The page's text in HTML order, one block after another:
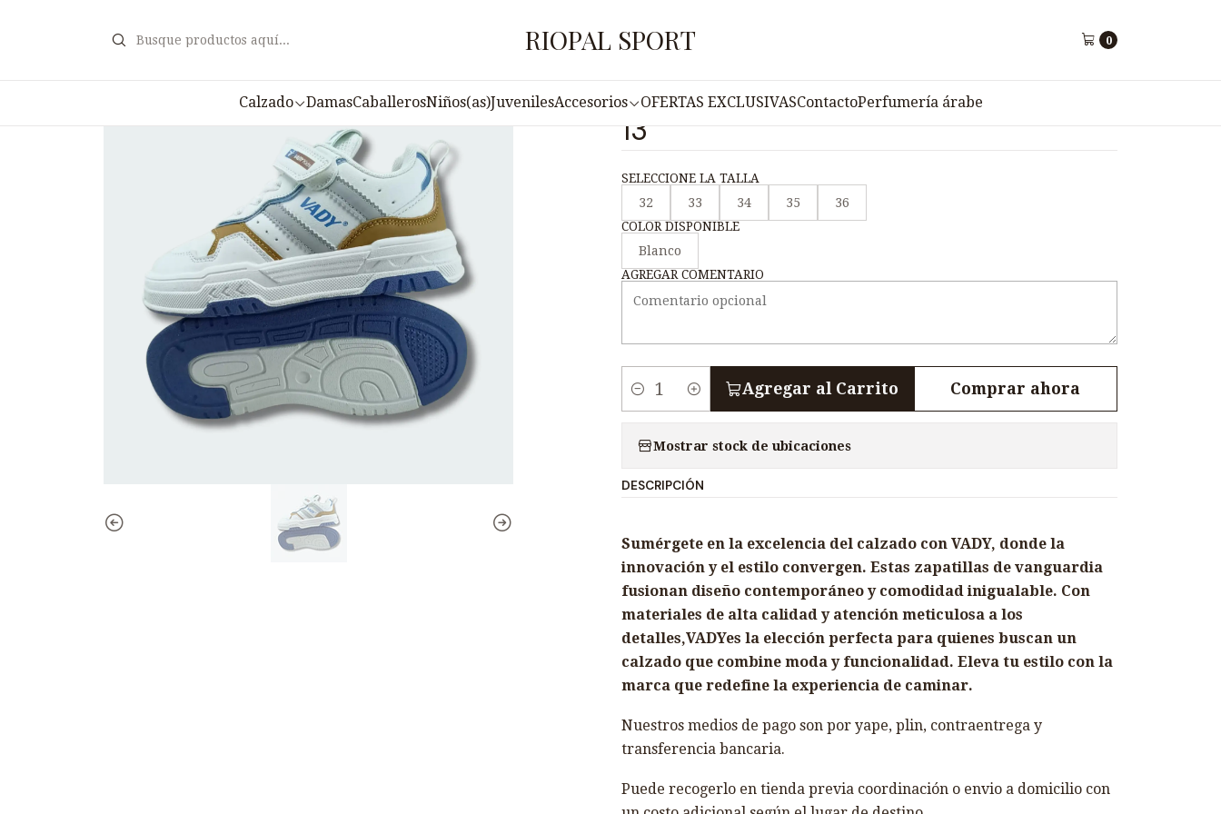
RIOPAL SPORT 0
Calzado DamasCaballerosNiños(as)JuvenilesAccesorios OFERTAS EXCLUSIVASContactoPerfumería árabe
|
Zapatilla Free Style Juvenil VADY N3-
13
SELECCIONE LA TALLA
32
33 34 35
36
COLOR DISPONIBLE
Blanco
AGREGAR COMENTARIO
i
a
d
Agregar al Carrito Comprar ahora
Mostrar stock de ubicaciones
DESCRIPCIÓN
Sumérgete en la excelencia del calzado con VADY, donde la
innovación y el estilo convergen. Estas zapatillas de vanguardia
fusionan diseño contemporáneo y comodidad inigualable. Con
materiales de alta calidad y atención meticulosa a los
detalles,VADYes la elección perfecta para quienes buscan un
calzado que combine moda y funcionalidad. Eleva tu estilo con la
marca que redefine la experiencia de caminar.
Nuestros medios de pago son por yape, plin, contraentrega y
transferencia bancaria.
Puede recogerlo en tienda previa coordinación o envio a domicilio con